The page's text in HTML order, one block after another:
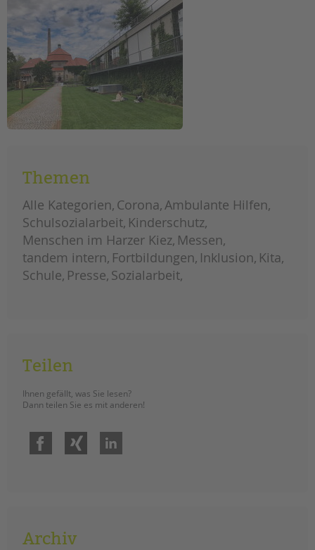
Themen
Alle Kategorien Corona Ambulante Hilfen
Schulsozialarbeit Kinderschutz
Menschen im Harzer Kiez Messen
tandem intern Fortbildungen Inklusion Kita
Schule Presse Sozialarbeit
Teilen
Ihnen gefällt, was Sie lesen?
Dann teilen Sie es mit anderen!
Facebook
Archiv